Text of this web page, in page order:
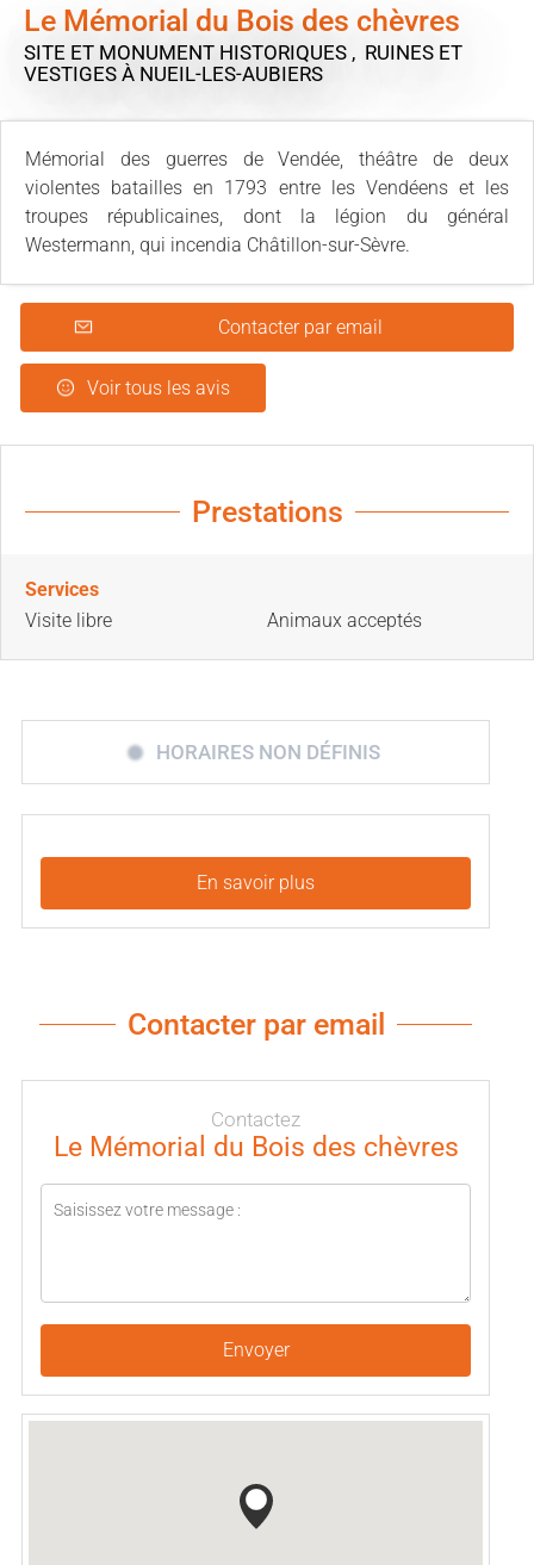
Le Mémorial du Bois des chèvres
SITE ET MONUMENT HISTORIQUES , RUINES ET
VESTIGES À NUEIL-LES-AUBIERS
Mémorial des guerres de Vendée, théâtre de deux
violentes batailles en 1793 entre les Vendéens et les
troupes républicaines, dont la légion du général
Westermann, qui incendia Châtillon-sur-Sèvre.
Contacter par email
Voir tous les avis
Prestations
Services
Visite libre
Animaux acceptés
HORAIRES NON DÉFINIS
En savoir plus
Contacter par email
Contactez
Le Mémorial du Bois des chèvres
Envoyer